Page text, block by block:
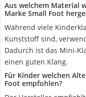
Aus welchem Material
Marke Small Foot
Während viele
Kunststoff sind,
Dadurch ist das Mini-
einen guten Klang.
Für Kinder welchen
Foot empfohlen?